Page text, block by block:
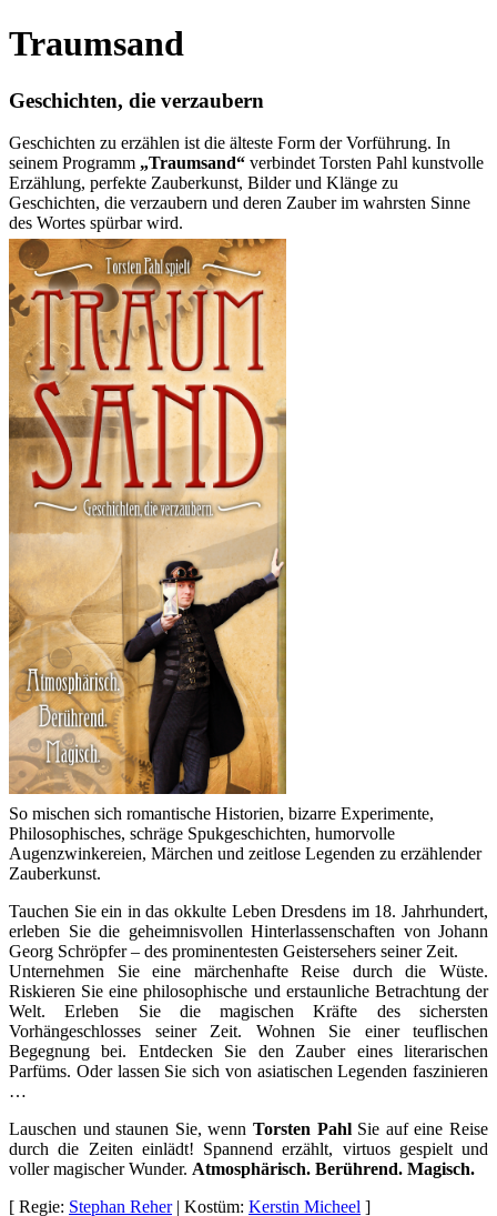
Traumsand
Geschichten, die verzaubern
Geschichten zu erzählen ist die älteste Form der Vorführung. In
seinem Programm „Traumsand“ verbindet Torsten Pahl kunstvolle
Erzählung, perfekte Zauberkunst, Bilder und Klänge zu
Geschichten, die verzaubern und deren Zauber im wahrsten Sinne
des Wortes spürbar wird.
So mischen sich romantische Historien, bizarre Experimente,
Philosophisches, schräge Spukgeschichten, humorvolle
Augenzwinkereien, Märchen und zeitlose Legenden zu erzählender
Zauberkunst.
Tauchen Sie ein in das okkulte Leben Dresdens im 18. Jahrhundert,
erleben Sie die geheimnisvollen Hinterlassenschaften von Johann
Georg Schröpfer – des prominentesten Geistersehers seiner Zeit.
Unternehmen Sie eine märchenhafte Reise durch die Wüste.
Riskieren Sie eine philosophische und erstaunliche Betrachtung der
Welt. Erleben Sie die magischen Kräfte des sichersten
Vorhängeschlosses seiner Zeit. Wohnen Sie einer teuflischen
Begegnung bei. Entdecken Sie den Zauber eines literarischen
Parfüms. Oder lassen Sie sich von asiatischen Legenden faszinieren
…
Lauschen und staunen Sie, wenn Torsten Pahl Sie auf eine Reise
durch die Zeiten einlädt! Spannend erzählt, virtuos gespielt und
voller magischer Wunder. Atmosphärisch. Berührend. Magisch.
[ Regie: Stephan Reher| Kostüm: Kerstin Micheel ]